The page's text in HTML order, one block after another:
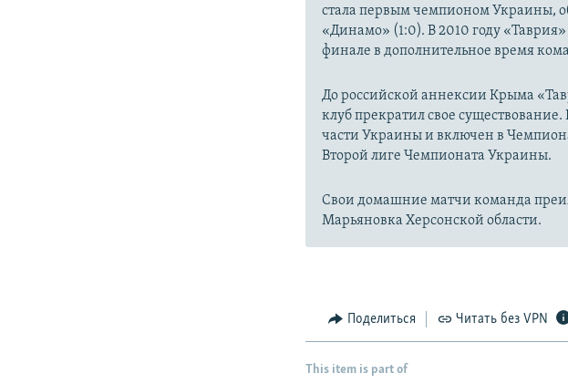
стала первым чемпионом Украины,
«Динамо» (1:0). В 2010 году
финале в дополнительное время
До российской аннексии Крыма
клуб прекратил свое
части Украины и включен в
Второй лиге Чемпионата Украины.
Свои домашние матчи команда
Марьяновка Херсонской области.
Поделиться Читать без VPN
This item is part of